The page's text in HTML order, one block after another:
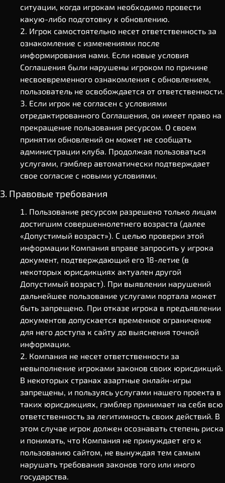
ситуации, когда игрокам необходимо провести
какую-либо подготовку к обновлению.
Игрок самостоятельно несет ответственность за
ознакомление с изменениями после
информирования нами. Если новые условия
Соглашения были нарушены игроком по причине
несвоевременного ознакомления с обновлением,
пользователь не освобождается от ответственности.
Если игрок не согласен с условиями
отредактированного Соглашения, он имеет право на
прекращение пользования ресурсом. О своем
принятии обновлений он может не сообщать
администрации клуба. Продолжая пользоваться
услугами, гэмблер автоматически подтверждает
свое согласие с новыми условиями.
3. Правовые требования
Пользование ресурсом разрешено только лицам
достигшим совершеннолетнего возраста (далее
«Допустимый возраст»). С целью проверки этой
информации Компания вправе запросить у игрока
документ, подтверждающий его 18-летие (в
некоторых юрисдикциях актуален другой
Допустимый возраст). При выявлении нарушений
дальнейшее пользование услугами портала может
быть запрещено. При отказе игрока в предъявлении
документов допускается временное ограничение
для него доступа к сайту до выяснения точной
информации.
Компания не несет ответственности за
невыполнение игроками законов своих юрисдикций.
В некоторых странах азартные онлайн-игры
запрещены, и пользуясь услугами нашего проекта в
таких юрисдикциях, гэмблер принимает на себя всю
ответственность за легитимность своих действий. В
этом случае игрок должен осознавать степень риска
и понимать, что Компания не принуждает его к
пользованию сайтом, не вынуждая тем самым
нарушать требования законов того или иного
государства.